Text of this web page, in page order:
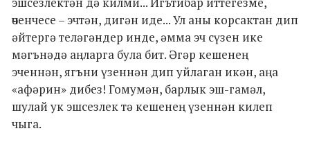
өченчесе – эчтән, дигән иде... Ул аны корсактан дип
әйтергә теләгәндер инде, әмма эч сүзен ике
мәгънәдә аңларга була бит. Әгәр кешенең
эченнән, ягъни үзеннән дип уйлаган икән, аңа
«афәрин» дибез! Гомумән, барлык эш-гамәл,
шулай ук эшсезлек тә кешенең үзеннән килеп
чыга.